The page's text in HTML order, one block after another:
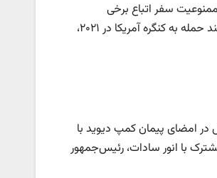
سفر اتباع برخی
کشورهای مسلمان و مدیریت اعتراضات داخلی، مورد انتقاد بود. اتهامات قانونی و نقش او در حوادثی مانند حمله به کنگره آمریکا در ۲۰۲۱،
پیشین رژیم اسرائیل، در سال ۱۹۷۸ به دلیل نقشش در امضای پیمان کمپ دیوید با
با انور سادات، رئیس‌جمهور